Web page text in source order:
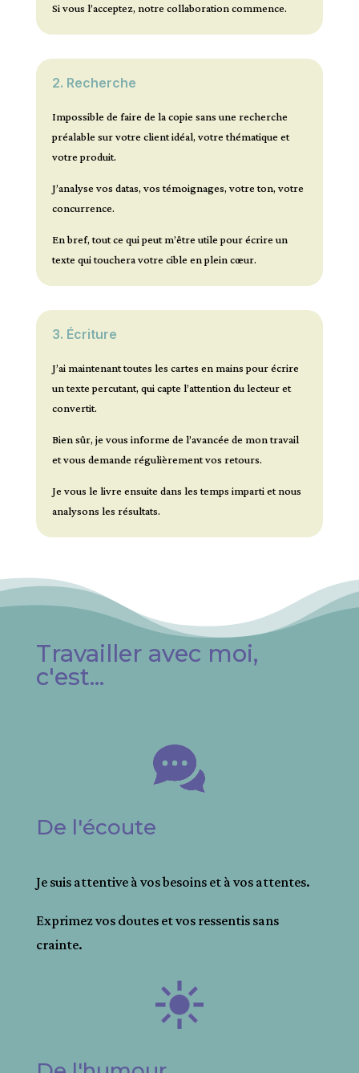
Si vous l’acceptez, notre collaboration commence.
2. Recherche
Impossible de faire de la copie sans une recherche
préalable sur votre client idéal, votre thématique et
votre produit.
J’analyse vos datas, vos témoignages, votre ton, votre
concurrence.
En bref, tout ce qui peut m’être utile pour écrire un
texte qui touchera votre cible en plein cœur.
3. Écriture
J’ai maintenant toutes les cartes en mains pour écrire
un texte percutant, qui capte l’attention du lecteur et
convertit.
Bien sûr, je vous informe de l’avancée de mon travail
et vous demande régulièrement vos retours.
Je vous le livre ensuite dans les temps imparti et nous
analysons les résultats.
Travailler avec moi,
c'est...
De l'écoute
Je suis attentive à vos besoins et à vos attentes.
Exprimez vos doutes et vos ressentis sans
crainte.